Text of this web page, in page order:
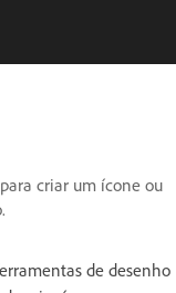
criar um ícone ou
de desenho